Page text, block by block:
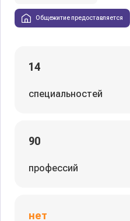
Общежитие предоставляется
14
специальностей
90
профессий
нет